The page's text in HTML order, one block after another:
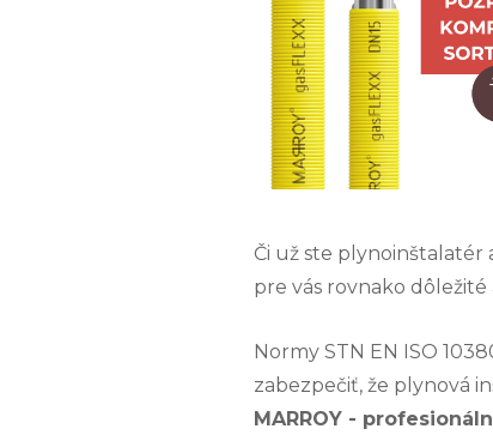
Či už ste plynoinštalatér
pre vás rovnako dôležité
Normy STN EN ISO
zabezpečiť, že plynová
MARROY -